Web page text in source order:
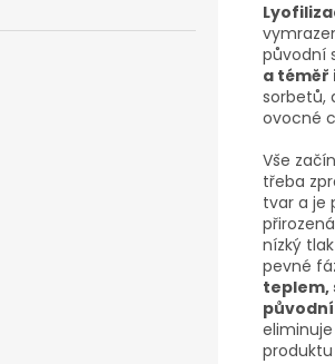
původní
a
sorbetů,
ovocné
Vše
třeba
tvar a je
nízký
pevné
teplem,